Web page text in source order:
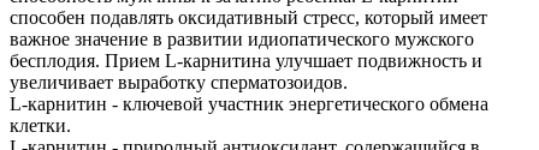
способен подавлять оксидативный стресс, который имеет
важное значение в развитии идиопатического мужского
бесплодия. Прием L-карнитина улучшает подвижность и
увеличивает выработку сперматозоидов.
L-карнитин - ключевой участник энергетического обмена
клетки.